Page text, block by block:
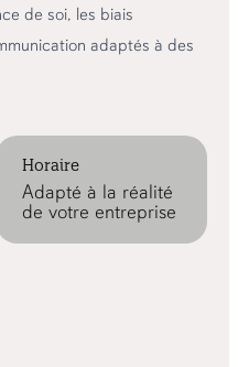
de soi, les biais
adaptés à des
Horaire
Adapté à la réalité
de votre entreprise